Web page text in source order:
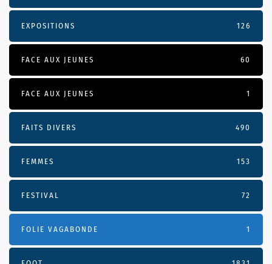
EXPOSITIONS 126
FACE AUX JEUNES 60
FACE AUX JEUNES 1
FAITS DIVERS 490
FEMMES 153
FESTIVAL 72
FOLIE VAGABONDE 1